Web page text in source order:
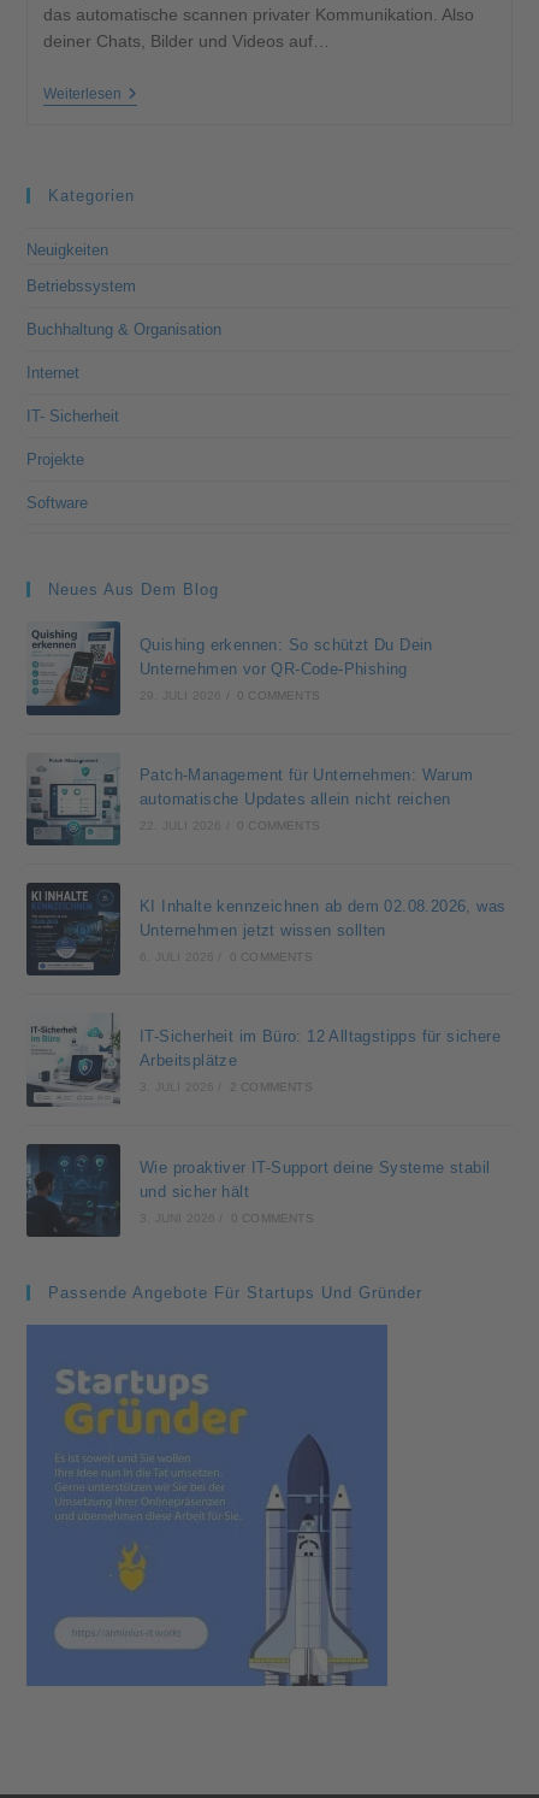
das automatische scannen privater Kommunikation. Also
deiner Chats, Bilder und Videos auf…
Weiterlesen
Kategorien
Neuigkeiten
Betriebssystem
Buchhaltung & Organisation
Internet
IT- Sicherheit
Projekte
Software
Neues Aus Dem Blog
Quishing erkennen: So schützt Du Dein
Unternehmen vor QR-Code-Phishing
29. JULI 2026 0 COMMENTS
Patch-Management für Unternehmen: Warum
automatische Updates allein nicht reichen
22. JULI 2026 0 COMMENTS
KI Inhalte kennzeichnen ab dem 02.08.2026, was
Unternehmen jetzt wissen sollten
6. JULI 2026 0 COMMENTS
IT-Sicherheit im Büro: 12 Alltagstipps für sichere
Arbeitsplätze
3. JULI 2026 2 COMMENTS
Wie proaktiver IT-Support deine Systeme stabil
und sicher hält
3. JUNI 2026 0 COMMENTS
Passende Angebote Für Startups Und Gründer